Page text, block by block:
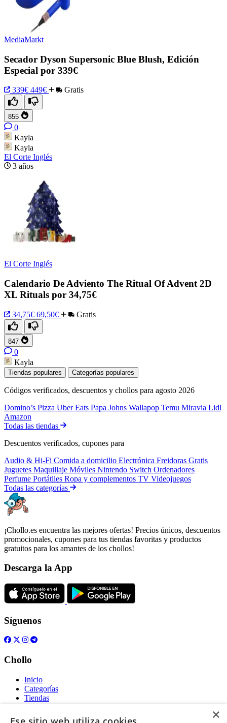
MediaMarkt
Secador Dyson Supersonic Blue Blush, Edición
Especial por 339€
339€ 449€ Gratis
855
0
Kayla
Kayla
El Corte Inglés
3 años
El Corte Inglés
Calendario De Adviento The Ritual Of Advent 2D
XL Rituals por 34,75€
34,75€ 69,50€ Gratis
847
0
Kayla
Tiendas populares Categorías populares
Códigos verificados, descuentos y chollos para agosto 2026
Domino’s Pizza Uber Eats Papa Johns Wallapop Temu Miravia Lidl
Amazon
Todas las tiendas
Descuentos verificados, cupones para
Audio & Hi-Fi Comida a domicilio Electrónica Freidoras Gratis
Juguetes Maquillaje Móviles Nintendo Switch Ordenadores
Perfume Portátiles Ropa y complementos TV Videojuegos
Todas las categorías
¡Chollo.es encuentra las mejores ofertas! Precios únicos, descuentos
promocionales, cupones para tus tiendas favoritas y productos
gratuitos para los amantes de los chollos!
Descarga la App
Síguenos
Chollo
Inicio
Categorías
Tiendas
Gratis
×